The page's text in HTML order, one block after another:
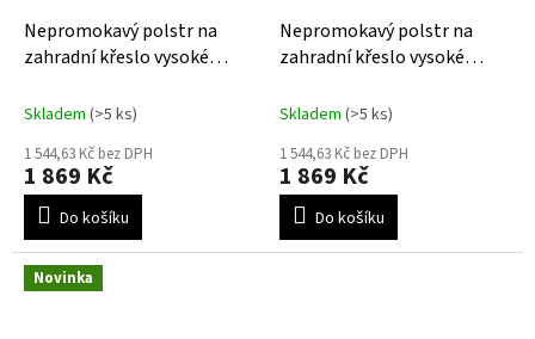
Nepromokavý polstr na
zahradní křeslo vysoké
Skladem (>5 ks)
1 544,63 Kč bez DPH
1 869 Kč
Do košíku
Nepromokavý polstr na
zahradní křeslo vysoké
Skladem (>5 ks)
1 544,63 Kč bez DPH
1 869 Kč
Do košíku
Novinka